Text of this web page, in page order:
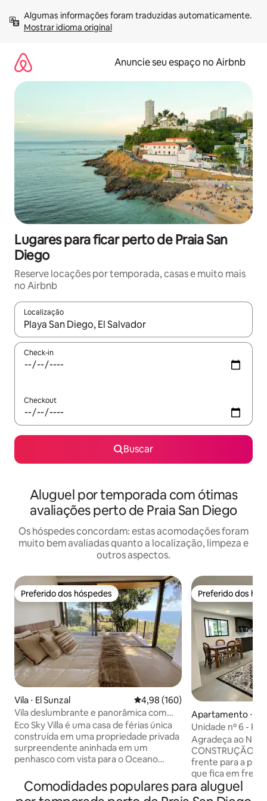
para
Mostrar idioma original
Anuncie seu espaço no Airbnb
Lugares para ficar perto de Praia San
Diego
Reserve locações por temporada, casas e muito mais
no Airbnb
Localização
Quando os resultados estiverem disponíveis, explore-os
Check-in
Checkout
Buscar
Aluguel por temporada com ótimas
avaliações perto de Praia San Diego
Os hóspedes concordam: estas acomodações foram
muito bem avaliadas quanto a localização, limpeza e
outros aspectos.
Preferido dos hóspedes
Preferido dos hóspedes
Vila ⋅ El Sunzal 4,98 de uma avaliação média de
4,98 (160)
Vila deslumbrante e panorâmica com
vista para o mar
Eco Sky Villa é uma casa de férias única
construída em uma propriedade privada
surpreendente aninhada em um
penhasco com vista para o Oceano
mais frescas no topo da colina em um
amplo terraço flutuante sob grandes
Preferido dos
Preferido dos
Apartamento ⋅
go
Unidade nº 6 -
Agradeça ao
CONSTRUÇÃO: 1 quarto e 1,5 banheiros,
frente para a
que fica em
poucos passos
desfrutar da
Comodidades populares para aluguel